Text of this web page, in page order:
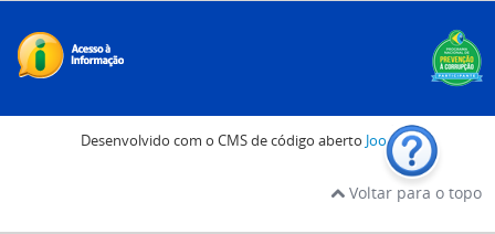
Desenvolvido com o CMS de código aberto Joomla!
Voltar para o topo